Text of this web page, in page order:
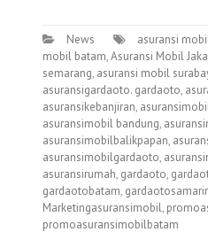
News asuransi
mobil batam,Asuransi Mobil
semarang, asuransi mobil
asuransigardaoto. gardaoto,
asuransikebanjiran,
asuransimobil bandung,
asuransimobilbalikpapan,
asuransimobilgardaoto,
asuransirumah, gardaoto,
gardaotobatam,
Marketingasuransimobil,
promoasuransimobilbatam